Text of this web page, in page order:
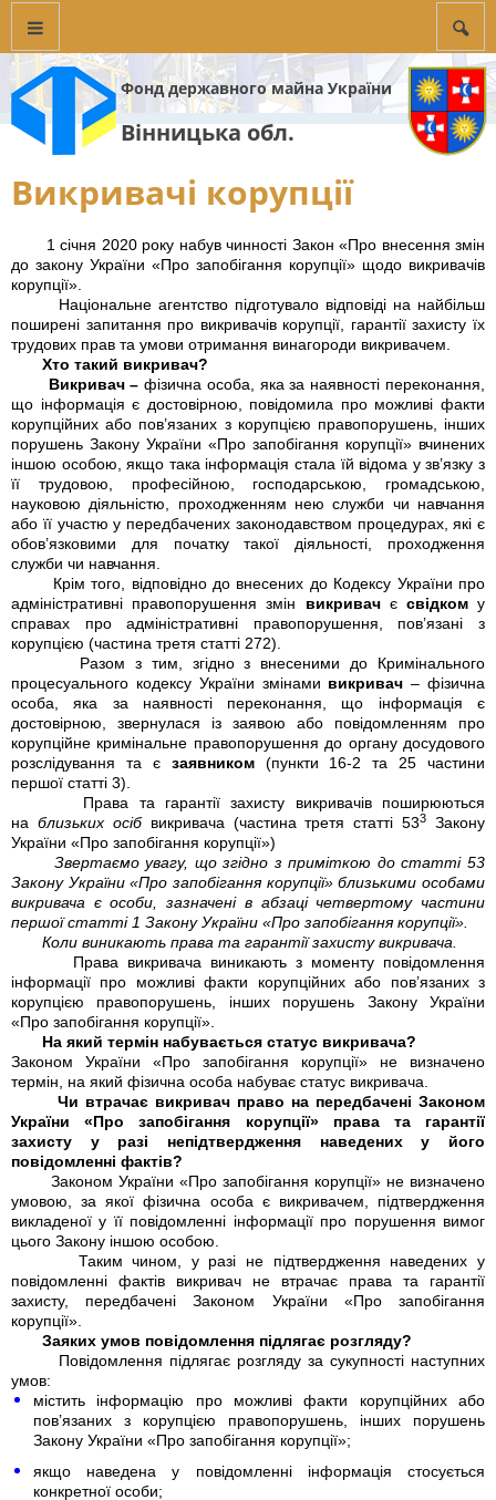
Фонд державного майна України
Вінницька обл.
Викривачі корупції
1 січня 2020 року набув чинності Закон «Про внесення змін
до закону України «Про запобігання корупції» щодо викривачів
корупції».
Національне агентство підготувало відповіді на найбільш
поширені запитання про викривачів корупції, гарантії захисту їх
трудових прав та умови отримання винагороди викривачем.
Хто такий викривач?
Викривач –фізична особа, яка за наявності переконання,
що інформація є достовірною, повідомила про можливі факти
корупційних або пов’язаних з корупцією правопорушень, інших
порушень Закону України «Про запобігання корупції» вчинених
іншою особою, якщо така інформація стала їй відома у зв’язку з
її трудовою, професійною, господарською, громадською,
науковою діяльністю, проходженням нею служби чи навчання
або її участю у передбачених законодавством процедурах, які є
обов’язковими для початку такої діяльності, проходження
служби чи навчання.
Крім того, відповідно до внесених до Кодексу України про
адміністративні правопорушення змін викривачє свідкому
справах про адміністративні правопорушення, пов’язані з
корупцією (частина третя статті 272).
Разом з тим, згідно з внесеними до Кримінального
процесуального кодексу України змінами викривач – фізична
особа, яка за наявності переконання, що інформація є
достовірною, звернулася із заявою або повідомленням про
корупційне кримінальне правопорушення до органу досудового
розслідування та є заявником(пункти 16-2 та 25 частини
першої статті 3).
Права та гарантії захисту викривачів поширюються
на близьких осібвикривача (частина третя статті 533
Закону
України «Про запобігання корупції»)
Звертаємо увагу, що згідно з приміткою до статті 53
Закону України «Про запобігання корупції» близькими особами
викривача є особи, зазначені в абзаці четвертому частини
першої статті 1 Закону України «Про запобігання корупції».
Коли виникають права та гарантії захисту викривача.
Права викривача виникають з моменту повідомлення
інформації про можливі факти корупційних або пов’язаних з
корупцією правопорушень, інших порушень Закону України
«Про запобігання корупції».
На який термін набувається статус викривача?
Законом України «Про запобігання корупції» не визначено
термін, на який фізична особа набуває статус викривача.
Чи втрачає викривач право на передбачені Законом
України «Про запобігання корупції» права та гарантії
захисту у разі непідтвердження наведених у його
повідомленні фактів?
Законом України «Про запобігання корупції» не визначено
умовою, за якої фізична особа є викривачем, підтвердження
викладеної у її повідомленні інформації про порушення вимог
цього Закону іншою особою.
Таким чином, у разі не підтвердження наведених у
повідомленні фактів викривач не втрачає права та гарантії
захисту, передбачені Законом України «Про запобігання
корупції».
Заяких умов повідомлення підлягає розгляду?
Повідомлення підлягає розгляду за сукупності наступних
умов:
містить інформацію про можливі факти корупційних або
пов’язаних з корупцією правопорушень, інших порушень
Закону України «Про запобігання корупції»;
якщо наведена у повідомленні інформація стосується
конкретної особи;